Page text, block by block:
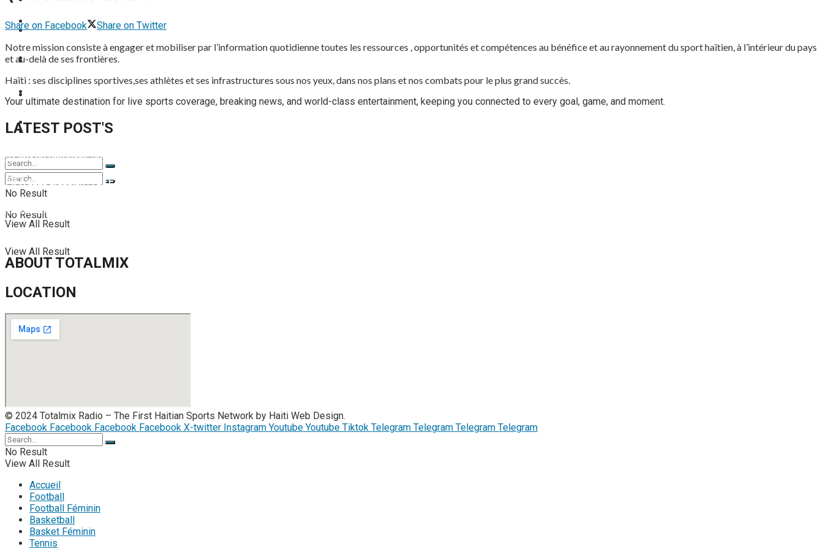
FOOT EXPATRIÉS
BASKETBALL
TENNIS DE TABLE
No Result
View All Result
FOOT EXPATRIÉS
BASKETBALL
TENNIS DE TABLE
No Result
View All Result
Share on Facebook
Share on Twitter
Notre mission consiste à engager et mobiliser par l’information quotidienne toutes les ressources , opportunités et compétences au bénéfice et au rayonnement du sport haïtien, à l’intérieur du pays
et au-delà de ses frontières.
Haïti : ses disciplines sportives,ses athlètes et ses infrastructures sous nos yeux, dans nos plans et nos combats pour le plus grand succès.
Your ultimate destination for live sports coverage, breaking news, and world-class entertainment, keeping you connected to every goal, game, and moment.
LATEST POST'S
52 ans du Baltimore SC : une célébration marquée par l’inquiétude et les interrogations
FIFA sous pression : l’UEFA et la Concacaf dénoncent un manque de transparence
Jean-Ricner Bellegarde contraint à l’arrêt après une blessure musculaire
ABOUT TOTALMIX
LOCATION
© 2024 Totalmix Radio – The First Haitian Sports Network by Haiti Web Design.
Facebook Facebook Facebook Facebook X-twitter Instagram Youtube Youtube Tiktok Telegram Telegram Telegram Telegram
No Result
View All Result
Accueil
Football
Football Féminin
Basketball
Basket Féminin
Tennis